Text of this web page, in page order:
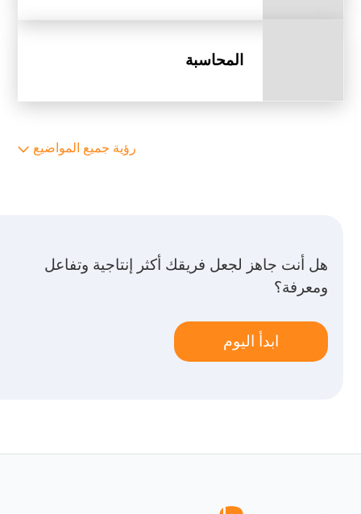
المحاسبة
رؤية جميع المواضيع
هل أنت جاهز لجعل فريقك أكثر إنتاجية وتفاعل
ومعرفة؟
ابدأ اليوم